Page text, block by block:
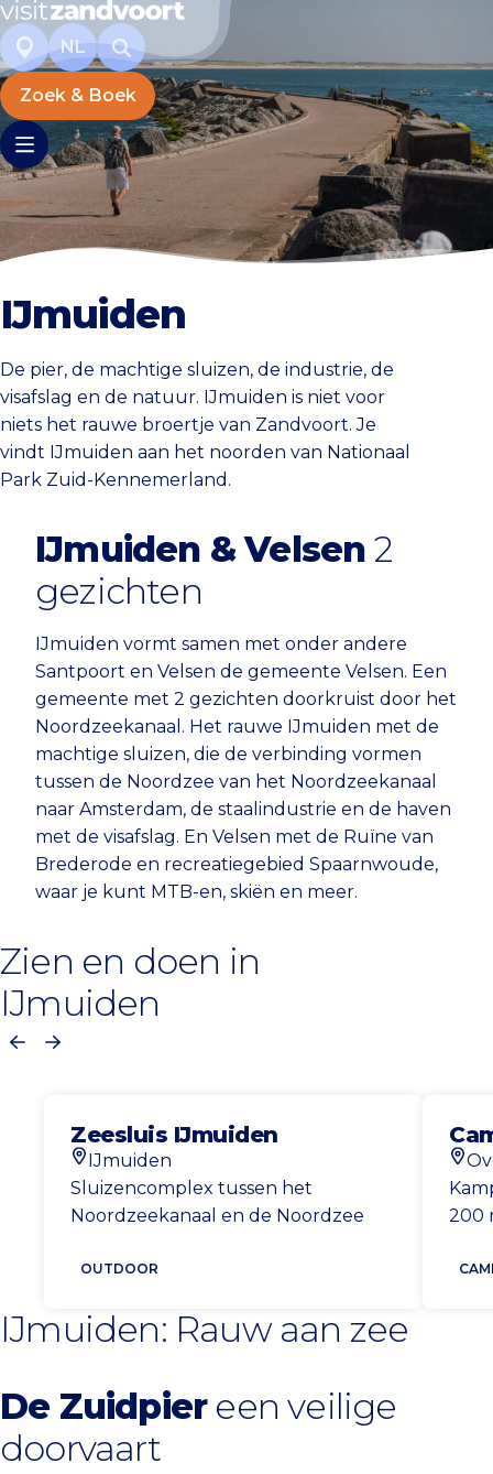
NL
Zoek & Boek
IJmuiden
De pier, de machtige sluizen, de industrie, de
visafslag en de natuur. IJmuiden is niet voor
niets het rauwe broertje van Zandvoort. Je
vindt IJmuiden aan het noorden van Nationaal
Park Zuid-Kennemerland.
IJmuiden & Velsen 2
gezichten
IJmuiden vormt samen met onder andere
Santpoort en Velsen de gemeente Velsen. Een
gemeente met 2 gezichten doorkruist door het
Noordzeekanaal. Het rauwe IJmuiden met de
machtige sluizen, die de verbinding vormen
tussen de Noordzee van het Noordzeekanaal
naar Amsterdam, de staalindustrie en de haven
met de visafslag. En Velsen met de Ruïne van
Brederode en recreatiegebied Spaarnwoude,
waar je kunt MTB-en, skiën en meer.
Zien en doen in
IJmuiden
VorigeVolgende
Zeesluis IJmuiden
Locatie
IJmuiden
Sluizencomplex tussen het
Noordzeekanaal en de Noordzee
OUTDOOR
200
IJmuiden: Rauw aan zee
De Zuidpiereen veilige
doorvaart